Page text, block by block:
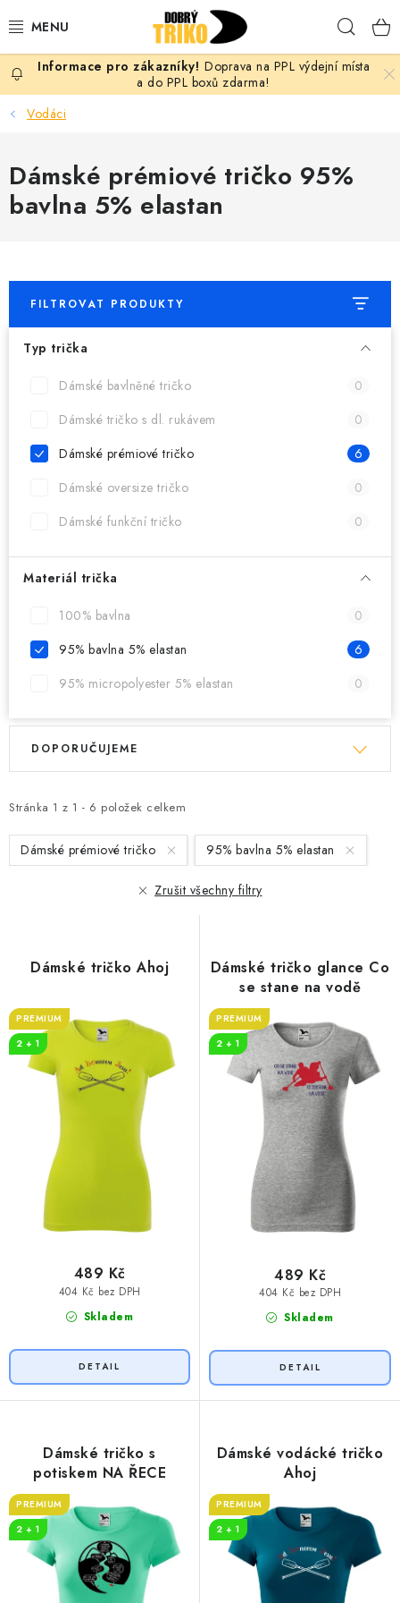
na
PRO ŽENY
PRO MUŽE
PRO DĚTI
DOPLŇKY
VLASTNÍ MOTIV
TRIČKA
OKAMŽITĚ K ODBĚRU
VÁNOCE
Časté otázky
Doprava a platba
Zásady zpracování ochrany osobních údajů
Kontakty
Doprava na PPL výdejní místa
a do PPL boxů zdarma!
Vodáci
Dámské prémiové tričko 95%
bavlna 5% elastan
FILTROVAT PRODUKTY
Typ trička
Dámské bavlněné tričko
0
Dámské tričko s dl. rukávem
0
Dámské prémiové tričko
6
Dámské oversize tričko
0
Dámské funkční tričko
0
Materiál trička
100% bavlna
0
95% bavlna 5% elastan
6
95% micropolyester 5% elastan
0
V
i
s
p
t
ů
Stránka 1 z 1 - 6 položek celkem
Ř
e
n
í
k
t
ů
DOPORUČUJEME
Dámské prémiové tričko 95% bavlna 5% elastan
Zrušit všechny filtry
Dámské tričko Ahoj
PREMIUM
2 + 1
Skladem
404 Kč bez DPH
489 Kč
Dámské tričko glance Co
se stane na vodě
PREMIUM
2 + 1
Skladem
404 Kč bez DPH
489 Kč
Dámské tričko s
potiskem NA ŘECE
PREMIUM
2 + 1
Dámské vodácké tričko
Ahoj
PREMIUM
2 + 1